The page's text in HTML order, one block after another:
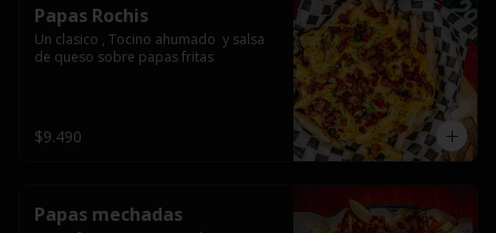
Papas Rochis
Un clasico , Tocino ahumado  y salsa
de queso sobre papas fritas
$9.490
Papas mechadas